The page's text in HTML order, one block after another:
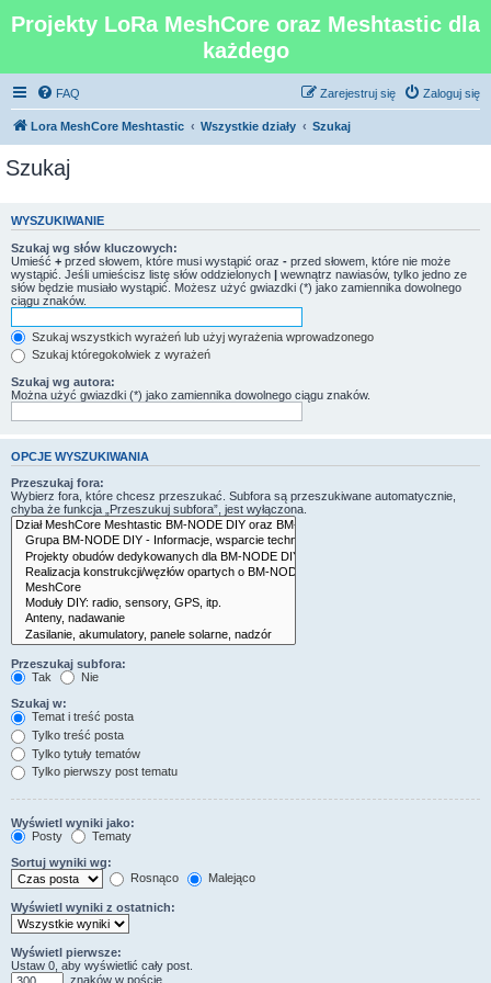
Projekty LoRa MeshCore oraz Meshtastic dla
każdego
FAQ Zaloguj się
Zarejestruj się
Lora MeshCore Meshtastic Wszystkie działy Szukaj
Szukaj
WYSZUKIWANIE
Szukaj wg słów kluczowych:
Umieść + przed słowem, które musi wystąpić oraz - przed słowem, które nie może
wystąpić. Jeśli umieścisz listę słów oddzielonych | wewnątrz nawiasów, tylko jedno ze
słów będzie musiało wystąpić. Możesz użyć gwiazdki (*) jako zamiennika dowolnego
ciągu znaków.
Szukaj wszystkich wyrażeń lub użyj wyrażenia wprowadzonego
Szukaj któregokolwiek z wyrażeń
Szukaj wg autora:
Można użyć gwiazdki (*) jako zamiennika dowolnego ciągu znaków.
OPCJE WYSZUKIWANIA
Przeszukaj fora:
Wybierz fora, które chcesz przeszukać. Subfora są przeszukiwane automatycznie,
chyba że funkcja „Przeszukuj subfora”, jest wyłączona.
Przeszukaj subfora:
Tak
Nie
Szukaj w:
Temat i treść posta
Tylko treść posta
Tylko tytuły tematów
Tylko pierwszy post tematu
Wyświetl wyniki jako:
Posty
Tematy
Sortuj wyniki wg:
Rosnąco
Malejąco
Wyświetl wyniki z ostatnich:
Wyświetl pierwsze:
Ustaw 0, aby wyświetlić cały post.
znaków w poście